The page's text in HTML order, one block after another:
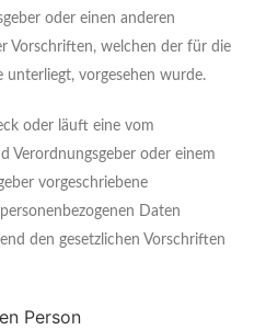
oder einen anderen
Vorschriften, welchen der für die
unterliegt, vorgesehen wurde.
oder läuft eine vom
Verordnungsgeber oder einem
vorgeschriebene
Daten
den gesetzlichen Vorschriften
Person